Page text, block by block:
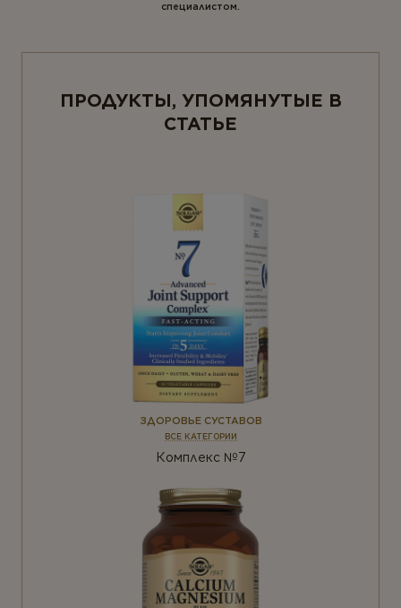
специалистом.
ПРОДУКТЫ, УПОМЯНУТЫЕ В
СТАТЬЕ
ЗДОРОВЬЕ СУСТАВОВ
ВСЕ КАТЕГОРИИ
Комплекс №7